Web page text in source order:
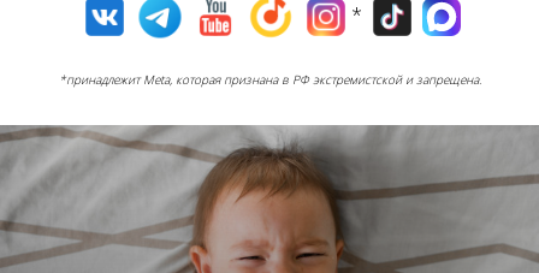
*
*принадлежит Meta, которая признана в РФ экстремистской и запрещена.